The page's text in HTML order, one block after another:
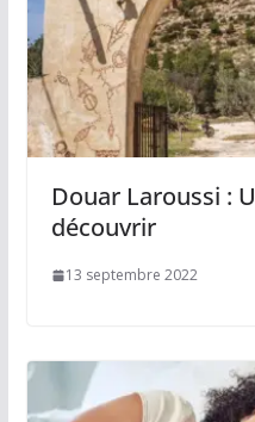
Douar Laroussi :
découvrir
13 septembre 2022